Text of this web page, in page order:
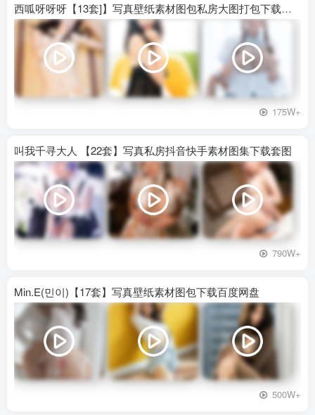
西呱呀呀呀【13套]】写真壁纸素材图包私房大图打包下载百度网盘
175W+
叫我千寻大人 【22套】写真私房抖音快手素材图集下载套图
790W+
Min.E(민이)【17套】写真壁纸素材图包下载百度网盘
500W+